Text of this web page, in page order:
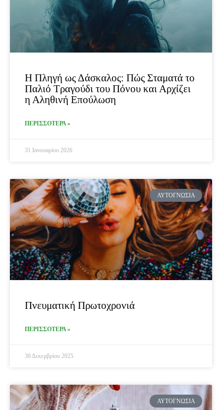
Η Πληγή ως Δάσκαλος: Πώς Σταματά το
Παλιό Τραγούδι του Πόνου και Αρχίζει
η Αληθινή Επούλωση
ΠΕΡΙΣΣΟΤΕΡΑ »
31 Ιανουαρίου 2026
ΑΥΤΟΓΝΩΣΊΑ
Πνευματική Πρωτοχρονιά
ΠΕΡΙΣΣΟΤΕΡΑ »
30 Δεκεμβρίου 2025
ΑΥΤΟΓΝΩΣΊΑ